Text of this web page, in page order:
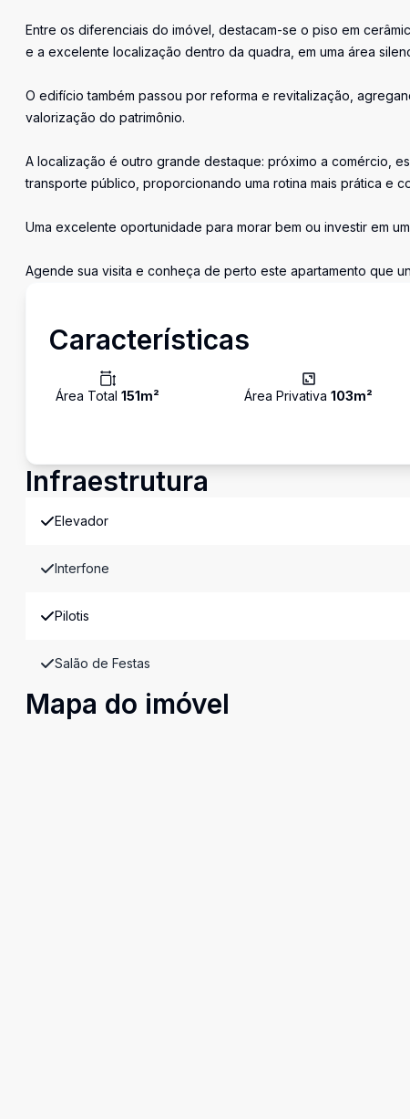
Entre os diferenciais do imóvel, destacam-se o piso em
e a excelente localização dentro da quadra, em uma área
O edifício também passou por reforma e revitalização,
valorização do patrimônio.
A localização é outro grande destaque: próximo a comércio,
transporte público, proporcionando uma rotina mais prática e
Uma excelente oportunidade para morar bem ou investir em
Agende sua visita e conheça de perto este apartamento que
Características
Área Total 151m² Área Privativa103m²
Infraestrutura
Elevador
Interfone
Pilotis
Salão de Festas
Mapa do imóvel